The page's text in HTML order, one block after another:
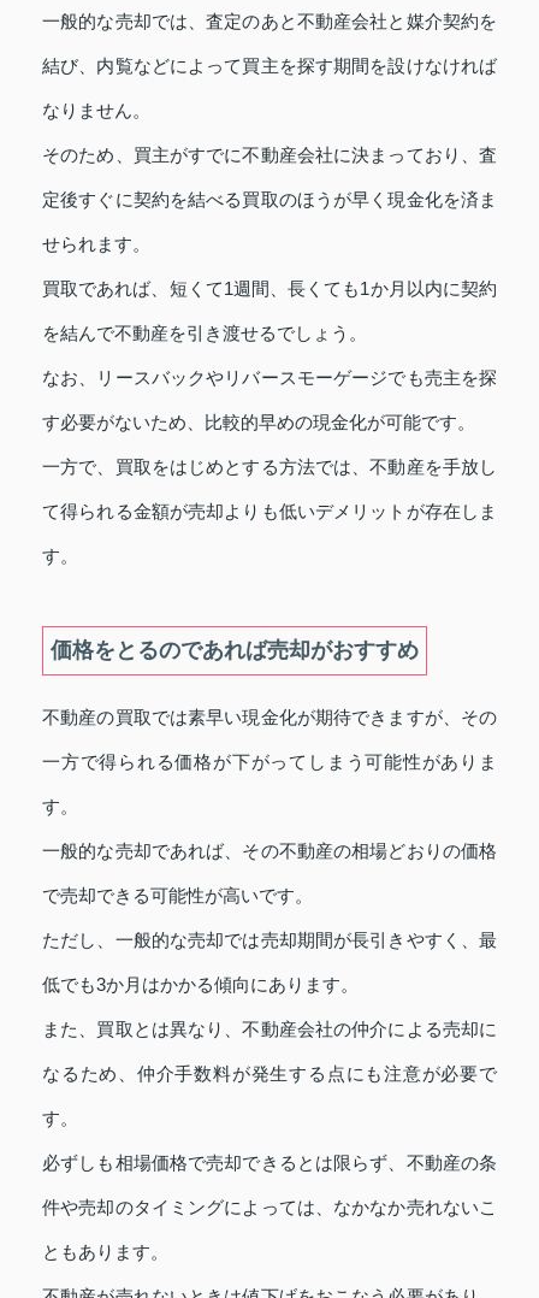
一般的な売却では、査定のあと不動産会社と媒介契約を
結び、内覧などによって買主を探す期間を設けなければ
なりません。
そのため、買主がすでに不動産会社に決まっており、査
定後すぐに契約を結べる買取のほうが早く現金化を済ま
せられます。
買取であれば、短くて1週間、長くても1か月以内に契約
を結んで不動産を引き渡せるでしょう。
なお、リースバックやリバースモーゲージでも売主を探
す必要がないため、比較的早めの現金化が可能です。
一方で、買取をはじめとする方法では、不動産を手放し
て得られる金額が売却よりも低いデメリットが存在しま
す。
価格をとるのであれば売却がおすすめ
不動産の買取では素早い現金化が期待できますが、その
一方で得られる価格が下がってしまう可能性がありま
す。
一般的な売却であれば、その不動産の相場どおりの価格
で売却できる可能性が高いです。
ただし、一般的な売却では売却期間が長引きやすく、最
低でも3か月はかかる傾向にあります。
また、買取とは異なり、不動産会社の仲介による売却に
なるため、仲介手数料が発生する点にも注意が必要で
す。
必ずしも相場価格で売却できるとは限らず、不動産の条
件や売却のタイミングによっては、なかなか売れないこ
ともあります。